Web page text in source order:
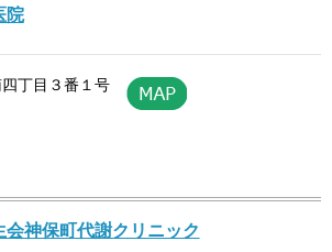
院
丁目３番１号
会神保町代謝クリニック